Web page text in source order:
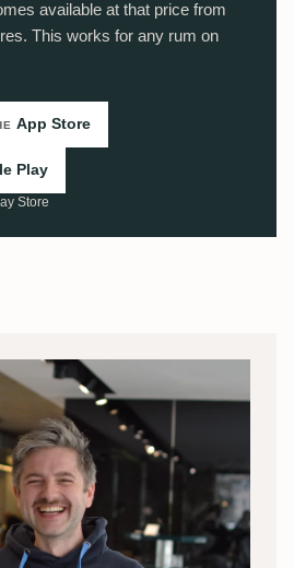
available at that price from
This works for any rum on
App Store
Play
Store